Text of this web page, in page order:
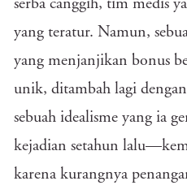
serba canggih, tim medis
yang teratur. Namun,
yang menjanjikan bonus
unik, ditambah lagi
sebuah idealisme yang ia
kejadian setahun
karena kurangnya